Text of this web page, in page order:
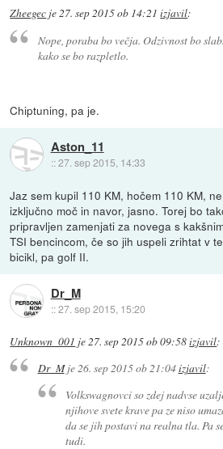
Zheegec je27. sep 2015 ob 14:21 izjavil:
Nope, poraba bo večja. Odzivnost bo
kako se bo razpletlo.
Chiptuning, pa je.
Aston_11
::27. sep 2015, 14:33
Jaz sem kupil 110 KM, hočem 110 KM,
izključno moč in navor, jasno. Torej bo
pripravljen zamenjati za novega s
TSI bencincom, če so jih uspeli zrihtat v
bicikl, pa golf II.
Dr_M
::27. sep 2015, 15:20
Unknown_001 je27. sep 2015 ob 09:58izjavil:
Dr_Mje26. sep 2015 ob 21:04izjavil:
Volkswagnovci so zdej nadvse
njihove svete krave pa ze niso
da se jih postavi na realna tla. Pa
tudi.